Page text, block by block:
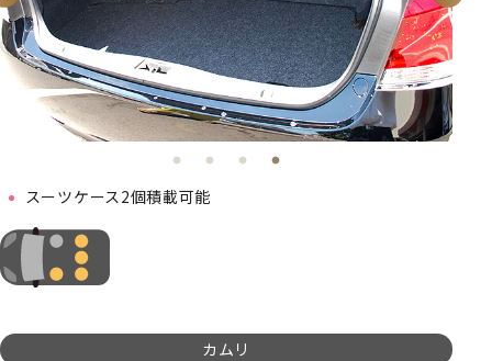
スーツケース2個積載可能
カムリ